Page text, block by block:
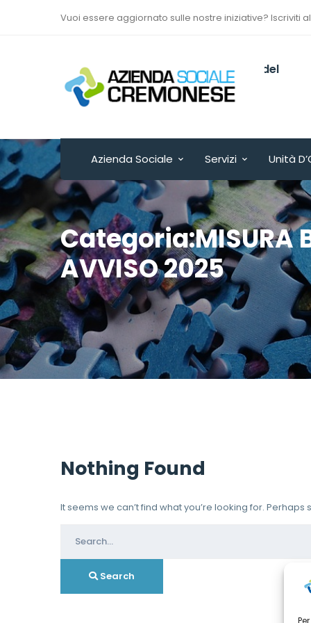
Vuoi essere aggiornato sulle nostre iniziative? Iscriviti
Via Sant’Antonio del
Fuoco n. 9/A
Cremona - ITALY
Azienda Sociale Servizi Unità
Categoria:MISURA
AVVISO 2025
Nothing Found
It seems we can’t find what you’re looking for.
for:
Search